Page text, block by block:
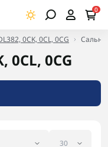
0
0CK, 0CL, 0CG
0CL, 0CG